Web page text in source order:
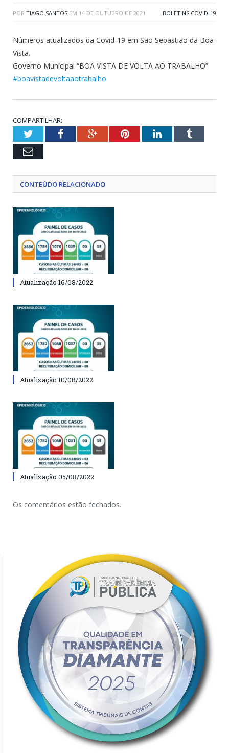
POR TIAGO SANTOS EM 14 DE OUTUBRO DE 2021 BOLETINS COVID-19
Números atualizados da Covid-19 em São Sebastião da Boa
Vista.
Governo Municipal “BOA VISTA DE VOLTA AO TRABALHO”
#boavistadevoltaaotrabalho
COMPARTILHAR:
TwitterFacebookGoogle+PinterestLinkedInTumblr
Email
CONTEÚDO RELACIONADO
Atualização 16/08/2022
Atualização 10/08/2022
Atualização 05/08/2022
Os comentários estão fechados.